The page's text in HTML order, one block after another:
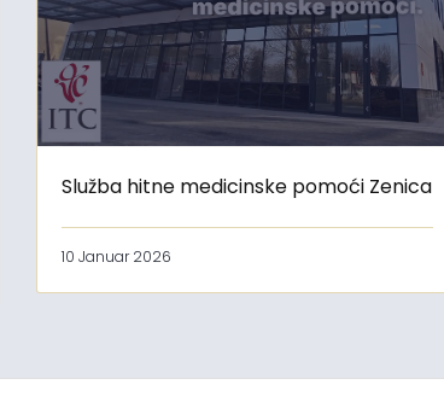
Služba hitne medicinske pomoći Zenica
10 Januar 2026